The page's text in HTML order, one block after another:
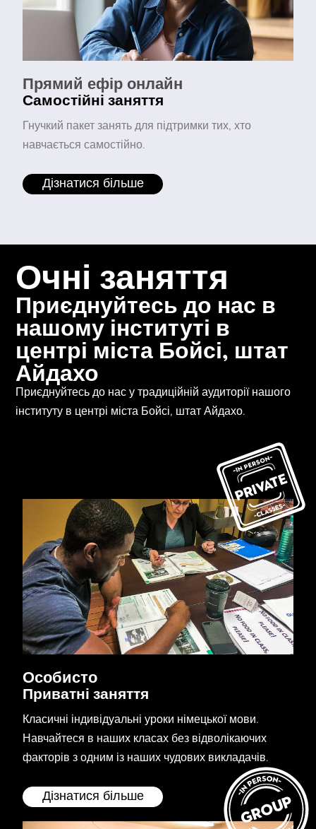
Прямий ефір онлайн
Самостійні заняття
Гнучкий пакет занять для підтримки тих, хто
навчається самостійно.
Дізнатися більше
Очні заняття
Приєднуйтесь до нас в
нашому інституті в
центрі міста Бойсі, штат
Айдахо
Приєднуйтесь до нас у традиційній аудиторії нашого
інституту в центрі міста Бойсі, штат Айдахо.
Особисто
Приватні заняття
Класичні індивідуальні уроки німецької мови.
Навчайтеся в наших класах без відволікаючих
факторів з одним із наших чудових викладачів.
Дізнатися більше